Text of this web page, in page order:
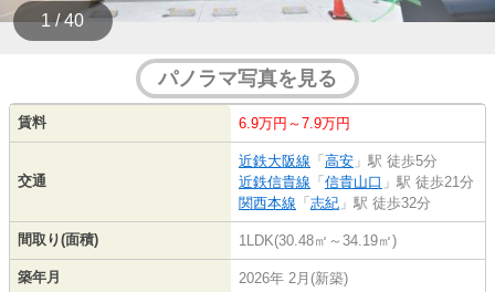
1 / 40
パノラマ写真を見る
賃料 6.9万円～7.9万円
交通
近鉄大阪線 「 高安 」駅 徒歩5分
近鉄信貴線 「 信貴山口 」駅 徒歩21分
関西本線 「 志紀 」駅 徒歩32分
間取り(面積) 1LDK(30.48㎡～34.19㎡)
築年月 2026年 2月(新築)